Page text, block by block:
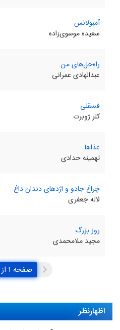
آمبولانس
سعیده موسوی‌زاده
راه‌حل‌های من
عبدالهادی عمرانی
فسقلی
کلر ژوبرت
غذاها
تهمینه حدادی
چراغ جادو و اژد‌های دندان داغ
لاله جعفری
روز بزرگ
مجید ملامحمدی
صفحه ۱ از ۲
اظهارنظر